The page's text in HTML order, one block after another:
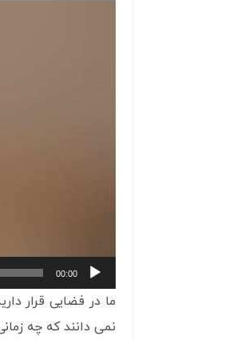
00:00
ما در فضایی قرار
نمی دانند که چه